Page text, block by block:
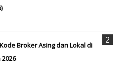
Broker Asing dan Lokal di